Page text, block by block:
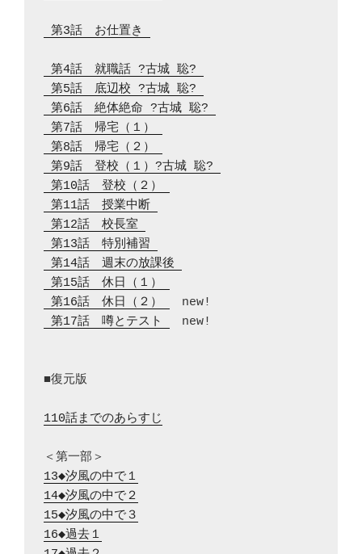
第3話　お仕置き
第4話　就職話 ?古城 聡?
第5話　底辺校 ?古城 聡?
第6話　絶体絶命 ?古城 聡?
第7話　帰宅（１）
第8話　帰宅（２）
第9話　登校（１）?古城 聡?
第10話　登校（２）
第11話　授業中断
第12話　校長室
第13話　特別補習
第14話　週末の放課後
第15話　休日（１）
第16話　休日（２）
第17話　噂とテスト
new!
■復元版
110話までのあらすじ
13◆汐風の中で１
14◆汐風の中で２
15◆汐風の中で３
16◆過去１